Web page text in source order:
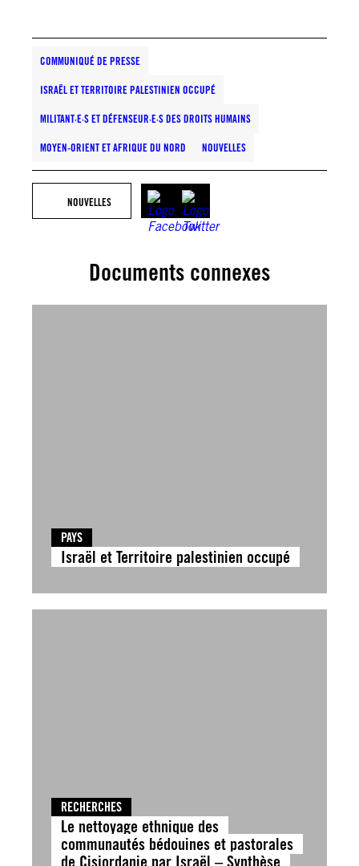
COMMUNIQUÉ DE PRESSE
ISRAËL ET TERRITOIRE PALESTINIEN OCCUPÉ
MILITANT·E·S ET DÉFENSEUR·E·S DES DROITS HUMAINS
MOYEN-ORIENT ET AFRIQUE DU NORD NOUVELLES
NOUVELLES
Documents connexes
PAYS
Israël et Territoire palestinien occupé
RECHERCHES
Le nettoyage ethnique des
communautés bédouines et pastorales
de Cisjordanie par Israël – Synthèse